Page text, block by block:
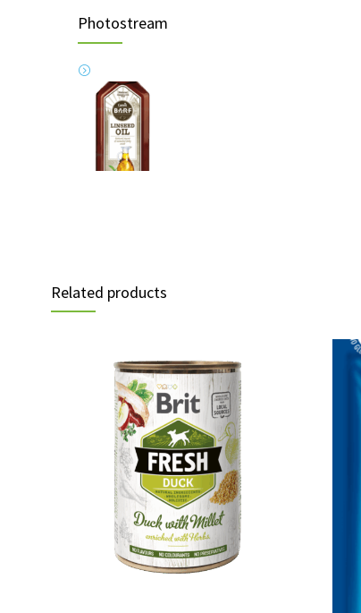
Photostream
Related products